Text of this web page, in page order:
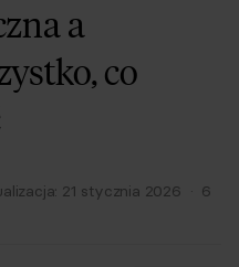
a
co
21 stycznia 2026 · 6